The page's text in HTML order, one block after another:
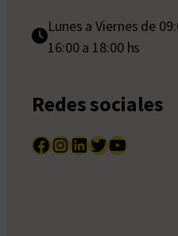
Lunes a Viernes de
16:00 a 18:00 hs
Redes sociales
Facebook InstagramLinkedIn Twitter YouTube